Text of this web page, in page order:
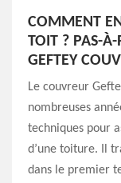
COMMENT
TOIT ? PAS-À-
GEFTEY
Le couvreur
nombreuses
techniques pour
d’une toiture. Il
dans le premier